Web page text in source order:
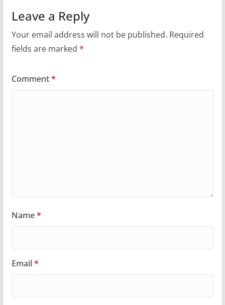
Leave a Reply
Your email address will not be published. Required
fields are marked *
Comment*
Name*
Email*